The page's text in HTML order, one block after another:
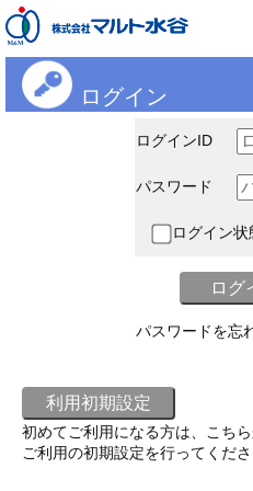
ログイン
ログインID
パスワード
ログイン
パスワードを忘
初めてご利用になる方は、こちら
ご利用の初期設定を行ってくださ